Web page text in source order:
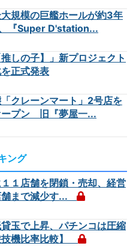
大規模の巨艦ホールが約3年
『Super D'station...
しの子】」新プロジェクト
正式発表
クレーンマート」2号店を
ープン 旧『夢屋一...
ング
１店舗を閉鎖・売却、経営
まで減少す...
玉で上昇、パチンコは圧縮
機比率比較】